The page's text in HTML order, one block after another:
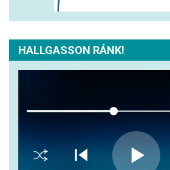
HALLGASSON RÁNK!